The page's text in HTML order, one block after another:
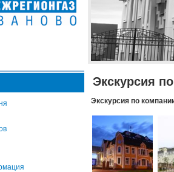
Экскурсия
Экскурсия по